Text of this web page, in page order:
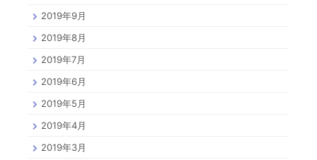
2019年9月
2019年8月
2019年7月
2019年6月
2019年5月
2019年4月
2019年3月